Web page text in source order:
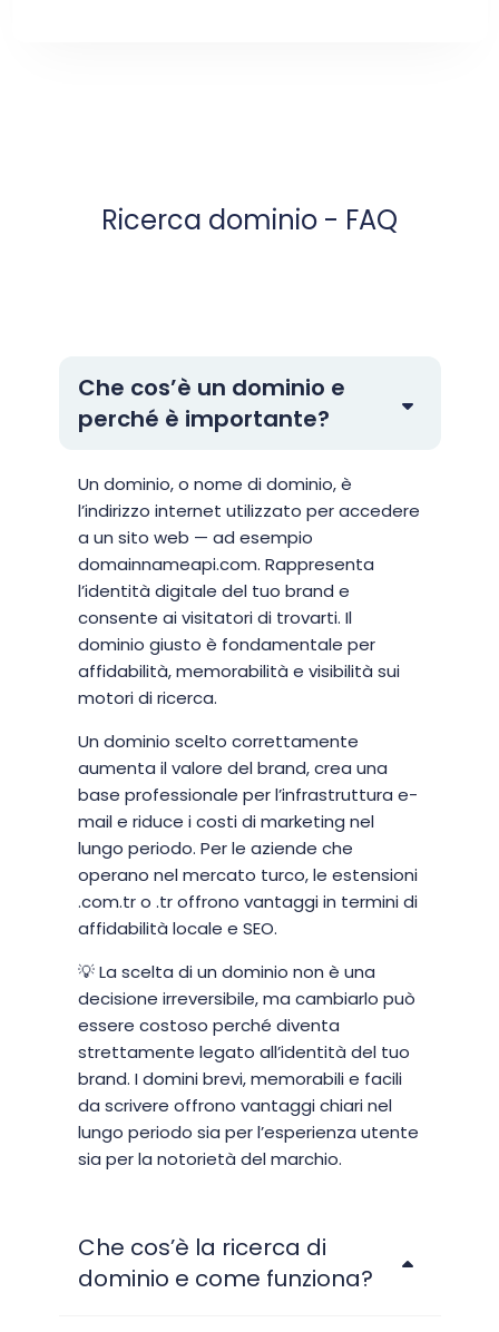
Ricerca dominio - FAQ
Che cos’è un dominio e
perché è importante?
Un dominio, o nome di dominio, è
l’indirizzo internet utilizzato per accedere
a un sito web — ad esempio
domainnameapi.com. Rappresenta
l’identità digitale del tuo brand e
consente ai visitatori di trovarti. Il
dominio giusto è fondamentale per
affidabilità, memorabilità e visibilità sui
motori di ricerca.
Un dominio scelto correttamente
aumenta il valore del brand, crea una
base professionale per l’infrastruttura e-
mail e riduce i costi di marketing nel
lungo periodo. Per le aziende che
operano nel mercato turco, le estensioni
.com.tr o .tr offrono vantaggi in termini di
affidabilità locale e SEO.
💡 La scelta di un dominio non è una
decisione irreversibile, ma cambiarlo può
essere costoso perché diventa
strettamente legato all’identità del tuo
brand. I domini brevi, memorabili e facili
da scrivere offrono vantaggi chiari nel
lungo periodo sia per l’esperienza utente
sia per la notorietà del marchio.
Che cos’è la ricerca di
dominio e come funziona?